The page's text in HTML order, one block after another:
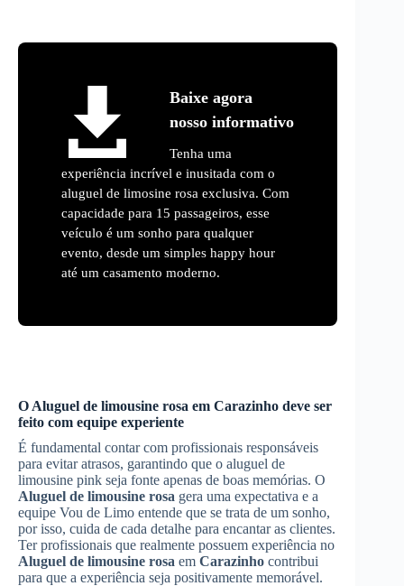
Baixe agora
nosso informativo
Tenha uma
experiência incrível e inusitada com o
aluguel de limosine rosa exclusiva. Com
capacidade para 15 passageiros, esse
veículo é um sonho para qualquer
evento, desde um simples happy hour
até um casamento moderno.
O Aluguel de limousine rosa em Carazinho deve ser
feito com equipe experiente
É fundamental contar com profissionais responsáveis
para evitar atrasos, garantindo que o aluguel de
limousine pink seja fonte apenas de boas memórias. O
Aluguel de limousine rosa gera uma expectativa e a
equipe Vou de Limo entende que se trata de um sonho,
por isso, cuida de cada detalhe para encantar as clientes.
Ter profissionais que realmente possuem experiência no
Aluguel de limousine rosa em Carazinho contribui
para que a experiência seja positivamente memorável.